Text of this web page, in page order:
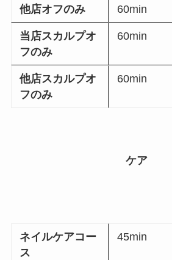
他店オフのみ 60min
当店スカルプオ
フのみ
60min
他店スカルプオ
フのみ
60min
ケア
ネイルケアコー
ス
45min